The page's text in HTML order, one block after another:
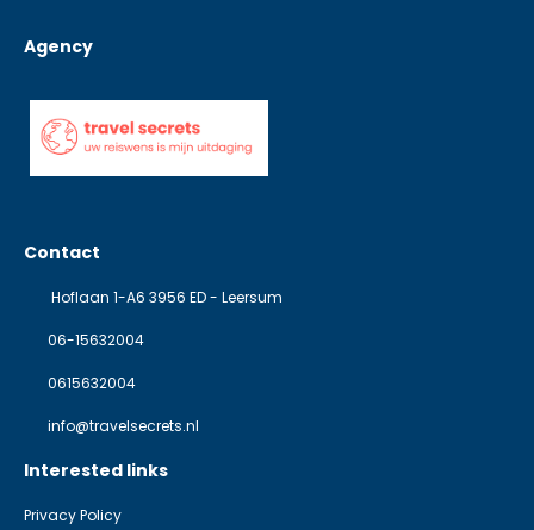
Agency
Contact
Hoflaan 1-A6 3956 ED - Leersum
06-15632004
0615632004
info@travelsecrets.nl
Interested links
Privacy Policy